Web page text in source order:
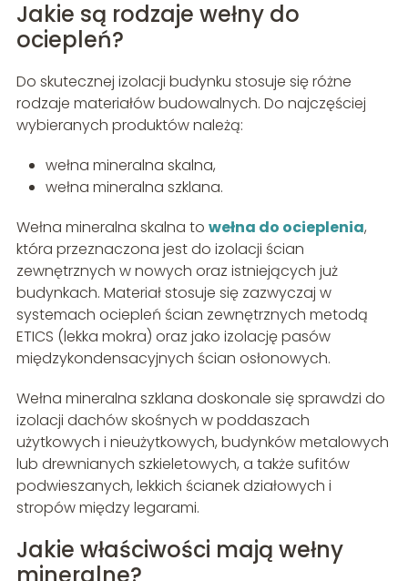
Jakie są rodzaje wełny do
ociepleń?
Do skutecznej izolacji budynku stosuje się różne
rodzaje materiałów budowalnych. Do najczęściej
wybieranych produktów należą:
wełna mineralna skalna,
wełna mineralna szklana.
Wełna mineralna skalna to wełna do ocieplenia,
która przeznaczona jest do izolacji ścian
zewnętrznych w nowych oraz istniejących już
budynkach. Materiał stosuje się zazwyczaj w
systemach ociepleń ścian zewnętrznych metodą
ETICS (lekka mokra) oraz jako izolację pasów
międzykondensacyjnych ścian osłonowych.
Wełna mineralna szklana doskonale się sprawdzi do
izolacji dachów skośnych w poddaszach
użytkowych i nieużytkowych, budynków metalowych
lub drewnianych szkieletowych, a także sufitów
podwieszanych, lekkich ścianek działowych i
stropów między legarami.
Jakie właściwości mają wełny
mineralne?